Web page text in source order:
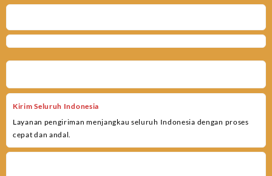
Kirim Seluruh Indonesia
Layanan pengiriman menjangkau seluruh Indonesia dengan proses
cepat dan andal.